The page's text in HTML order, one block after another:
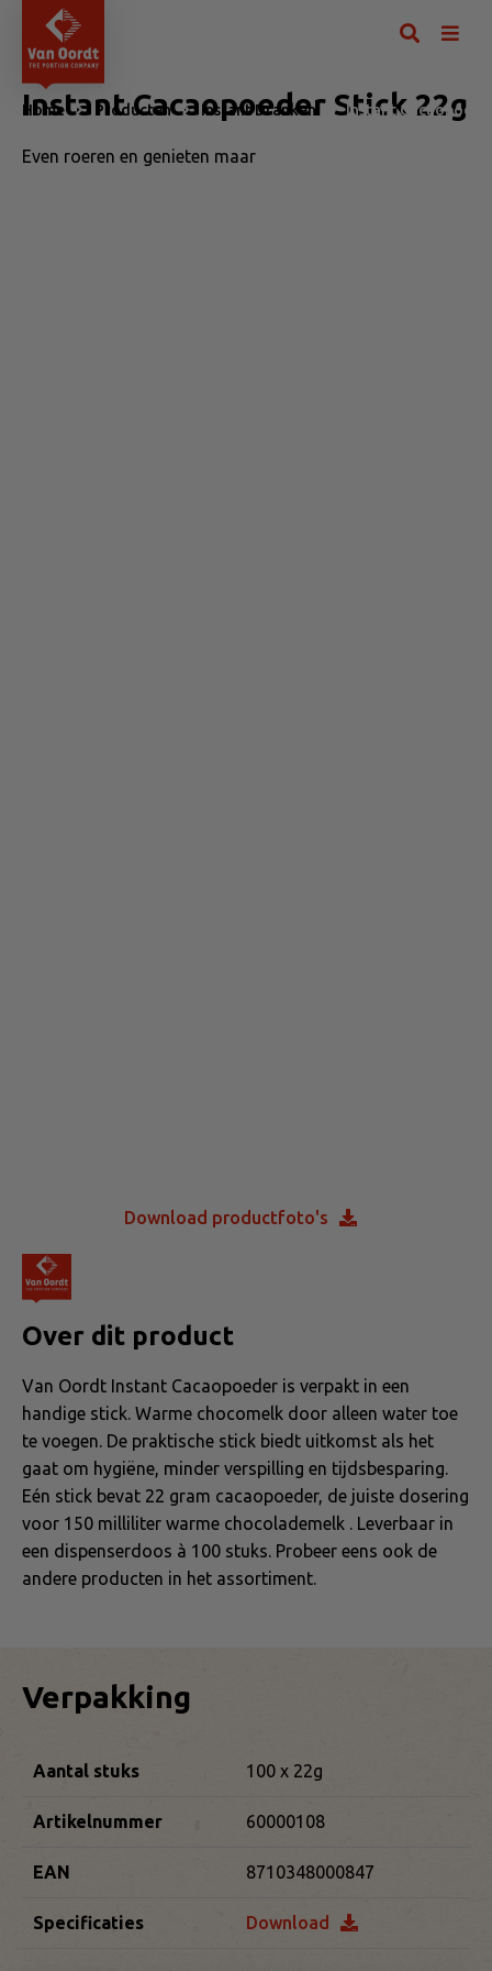
Home Producten Instant Dranken Instant
Instant Cacaopoeder Stick 22g
Even roeren en genieten maar
Download productfoto's
Over dit product
Van Oordt Instant Cacaopoeder is verpakt in een
handige stick. Warme chocomelk door alleen water toe
te voegen. De praktische stick biedt uitkomst als het
gaat om hygiëne, minder verspilling en tijdsbesparing.
Eén stick bevat 22 gram cacaopoeder, de juiste dosering
voor 150 milliliter warme chocolademelk . Leverbaar in
een dispenserdoos à 100 stuks. Probeer eens ook de
andere producten in het assortiment.
Verpakking
Aantal stuks 100 x 22g
Artikelnummer 60000108
EAN 8710348000847
Specificaties Download